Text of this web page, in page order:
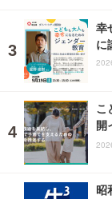
幸
に
こ
開
昭